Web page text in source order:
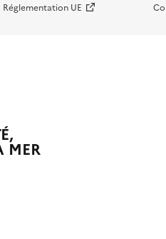
Réglementation UE
MER